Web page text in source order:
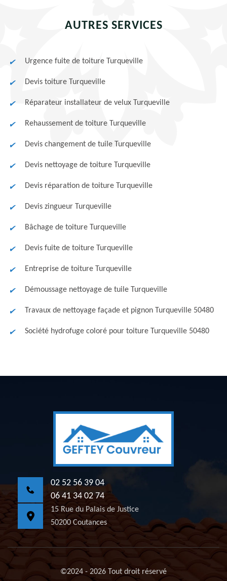
AUTRES SERVICES
Urgence fuite de toiture Turqueville
Devis toiture Turqueville
Réparateur installateur de velux Turqueville
Rehaussement de toiture Turqueville
Devis changement de tuile Turqueville
Devis nettoyage de toiture Turqueville
Devis réparation de toiture Turqueville
Devis zingueur Turqueville
Bâchage de toiture Turqueville
Devis fuite de toiture Turqueville
Entreprise de toiture Turqueville
Démoussage nettoyage de tuile Turqueville
Travaux de nettoyage façade et pignon Turqueville 50480
Société hydrofuge coloré pour toiture Turqueville 50480
02 52 56 39 04
06 41 34 02 74
15 Rue du Palais de Justice
50200 Coutances
©2024 - 2026 Tout droit réservé